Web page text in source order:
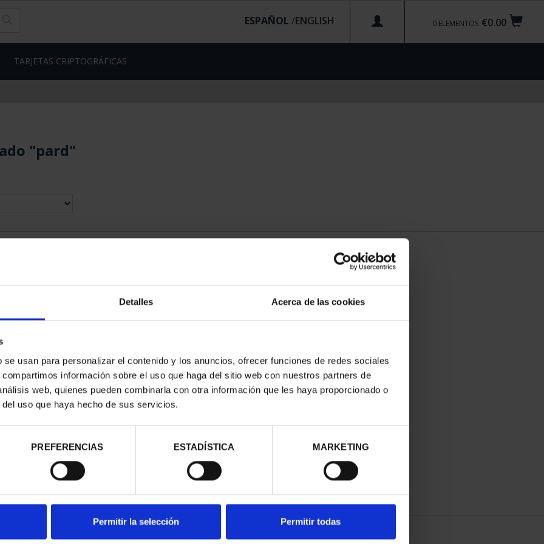
Detalles Acerca de las cookies
usan para personalizar el contenido y los anuncios, ofrecer funciones de redes sociales
información sobre el uso que haga del sitio web con nuestros partners de
web, quienes pueden combinarla con otra información que les haya proporcionado o
uso que haya hecho de sus servicios.
PREFERENCIAS ESTADÍSTICA MARKETING
Permitir la selección Permitir todas
€0.00
0 ELEMENTOS
ESPAÑOL /
TARJETAS CRIPTOGRÁFICAS
"pard"
DE GOYA-